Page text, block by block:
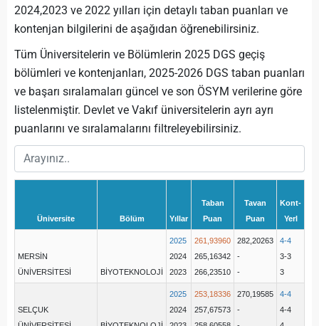
2024,2023 ve 2022 yılları için detaylı taban puanları ve
kontenjan bilgilerini de aşağıdan öğrenebilirsiniz.
Tüm Üniversitelerin ve Bölümlerin 2025 DGS geçiş
bölümleri ve kontenjanları, 2025-2026 DGS taban puanları
ve başarı sıralamaları güncel ve son ÖSYM verilerine göre
listelenmiştir. Devlet ve Vakıf üniversitelerin ayrı ayrı
puanlarını ve sıralamalarını filtreleyebilirsiniz.
Üniversite Bölüm Yıllar
Taban
Puan
Tavan
Puan
Kont-
Yerl
MERSİN
ÜNİVERSİTESİ
BİYOTEKNOLOJİ
2025
2024
2023
261,93960
265,16342
266,23510
282,20263
-
-
4-4
3-3
3
SELÇUK
2025
2024
253,18336
257,67573
270,19585
-
4-4
4-4